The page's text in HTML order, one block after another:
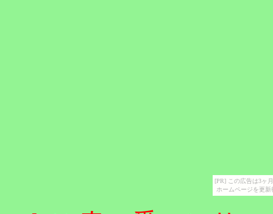
[PR] この広告は3ヶ
ホームページを更